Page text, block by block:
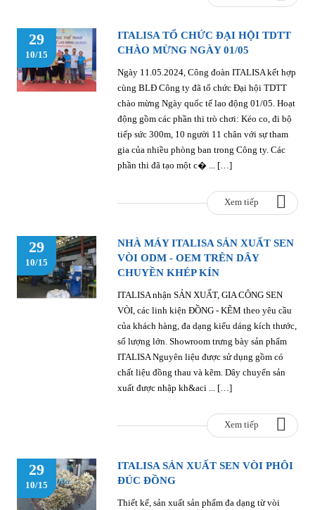
29
10/15
ITALISA TỔ CHỨC ĐẠI HỘI TDTT
CHÀO MỪNG NGÀY 01/05
Ngày 11.05.2024, Công đoàn ITALISA kết hợp
cùng BLĐ Công ty đã tổ chức Đại hội TDTT
chào mừng Ngày quốc tế lao động 01/05. Hoạt
động gồm các phần thi trò chơi: Kéo co, đi bộ
tiếp sức 300m, 10 người 11 chân với sự tham
gia của nhiều phòng ban trong Công ty. Các
phần thi đã tạo một c� ... […]
Xem tiếp
29
10/15
NHÀ MÁY ITALISA SẢN XUẤT SEN
VÒI ODM - OEM TRÊN DÂY
CHUYỀN KHÉP KÍN
ITALISA nhận SẢN XUẤT, GIA CÔNG SEN
VÒI, các linh kiện ĐỒNG - KẼM theo yêu cầu
của khách hàng, đa dạng kiểu dáng kích thước,
số lượng lớn. Showroom trưng bày sản phẩm
ITALISA Nguyên liệu được sử dụng gồm có
chất liệu đồng thau và kẽm. Dây chuyển sản
xuất được nhập kh&aci ... […]
Xem tiếp
29
10/15
ITALISA SẢN XUẤT SEN VÒI PHÔI
ĐÚC ĐỒNG
Thiết kế, sản xuất sản phẩm đa dạng từ vòi